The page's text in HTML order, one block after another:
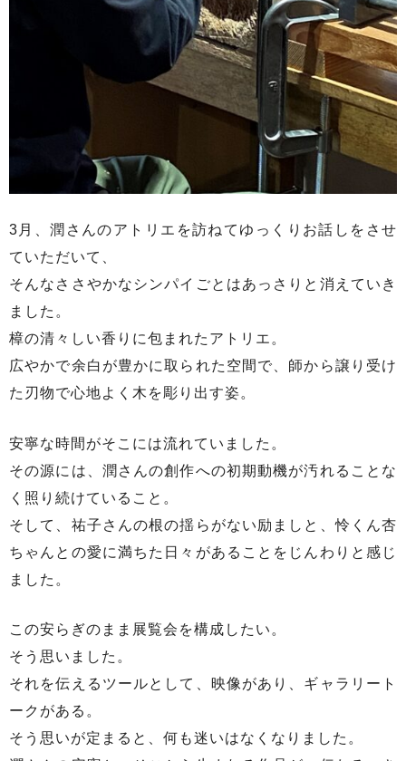
3月、潤さんのアトリエを訪ねてゆっくりお話しをさせ
ていただいて、
そんなささやかなシンパイごとはあっさりと消えていき
ました。
樟の清々しい香りに包まれたアトリエ。
広やかで余白が豊かに取られた空間で、師から譲り受け
た刃物で心地よく木を彫り出す姿。
安寧な時間がそこには流れていました。
その源には、潤さんの創作への初期動機が汚れることな
く照り続けていること。
そして、祐子さんの根の揺らがない励ましと、怜くん杏
ちゃんとの愛に満ちた日々があることをじんわりと感じ
ました。
この安らぎのまま展覧会を構成したい。
そう思いました。
それを伝えるツールとして、映像があり、ギャラリート
ークがある。
そう思いが定まると、何も迷いはなくなりました。